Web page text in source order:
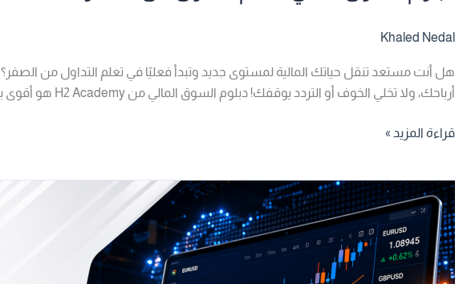
Khaled Nedal
هل أنت مستعد تنقل حياتك المالية لمستوى جديد وتبدأ فعليًا في تعلم التداول من الصفر؟
أرباحك، ولا تخلي الخوف أو التردد يوقفك! دبلوم السوق المالي من H2 Academy هو أقوى برنامج عربي شامل في العالم […]
قراءة المزيد »
فوركس
سيجما